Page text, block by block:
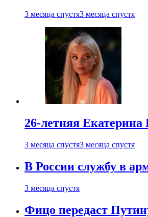
3 месяца спустя3 месяца спустя
26-летняя
3 месяца спустя3 месяца спустя
В России службу в
3 месяца спустя
Фицо передаст